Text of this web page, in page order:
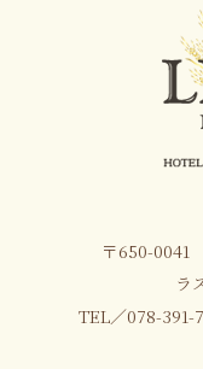
〒650-0041
ラ
TEL／078-391-